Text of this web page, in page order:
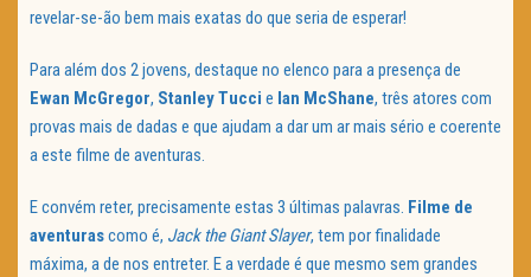
revelar-se-ão bem mais exatas do que seria de esperar!
Para além dos 2 jovens, destaque no elenco para a presença de
Ewan McGregor, Stanley Tucci e Ian McShane, três atores com
provas mais de dadas e que ajudam a dar um ar mais sério e coerente
a este filme de aventuras.
E convém reter, precisamente estas 3 últimas palavras. Filme de
aventurascomo é, Jack the Giant Slayer, tem por finalidade
máxima, a de nos entreter. E a verdade é que mesmo sem grandes